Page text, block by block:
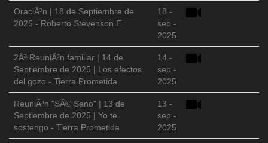
OraciÃ³n | 18 de Septiembre de
2025 - Roberto Stevenson E.
18 -
sep -
2025
2Âª ReuniÃ³n familiar | 14 de
Septiembre de 2025 | Los efectos
del gozo - Tierra Prometida
14 -
sep -
2025
ReuniÃ³n "SÃ© Sano" | 13 de
Septiembre de 2025 | Yo te
sostengo - Tierra Prometida
13 -
sep -
2025